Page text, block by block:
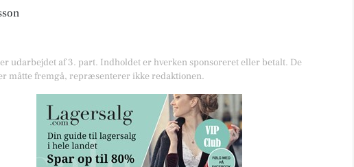
udarbejdet af 3. part. Indholdet er hverken sponsoreret eller betalt. De
måtte fremgå, repræsenterer ikke redaktionen.